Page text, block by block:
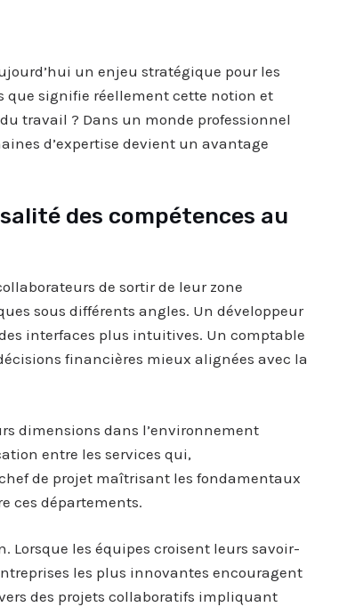
un enjeu stratégique pour les
que signifie réellement cette notion et
travail ? Dans un monde professionnel
d’expertise devient un avantage
des compétences au
de sortir de leur zone
sous différents angles. Un développeur
interfaces plus intuitives. Un comptable
financières mieux alignées avec la
dimensions dans l’environnement
entre les services qui,
de projet maîtrisant les fondamentaux
ces départements.
Lorsque les équipes croisent leurs savoir-
les plus innovantes encouragent
des projets collaboratifs impliquant